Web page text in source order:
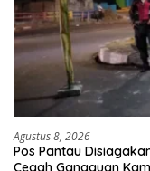
Agustus 8, 2026
Pos Pantau
Cegah Gangguan